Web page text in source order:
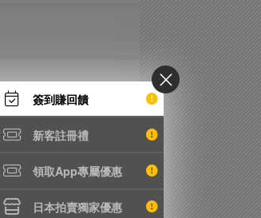
簽到賺回饋
新客註冊禮
領取App專屬優惠
日本拍賣獨家優惠